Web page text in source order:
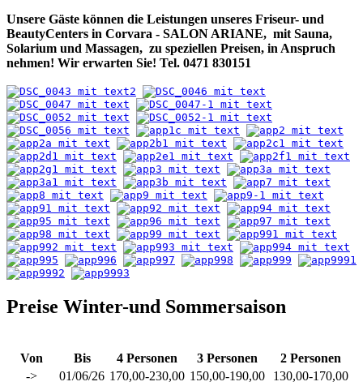
Unsere Gäste können die Leistungen unseres Friseur- und
BeautyCenters in Corvara - SALON ARIANE, mit Sauna,
Solarium und Massagen, zu speziellen Preisen, in Anspruch
nehmen! Wir erwarten Sie! Tel. 0471 830151
Preise Winter-und Sommersaison
Von Bis 4 Personen 3 Personen
2 Personen
->
01/06/26 170,00-230,00 150,00-190,00
130,00-170,00